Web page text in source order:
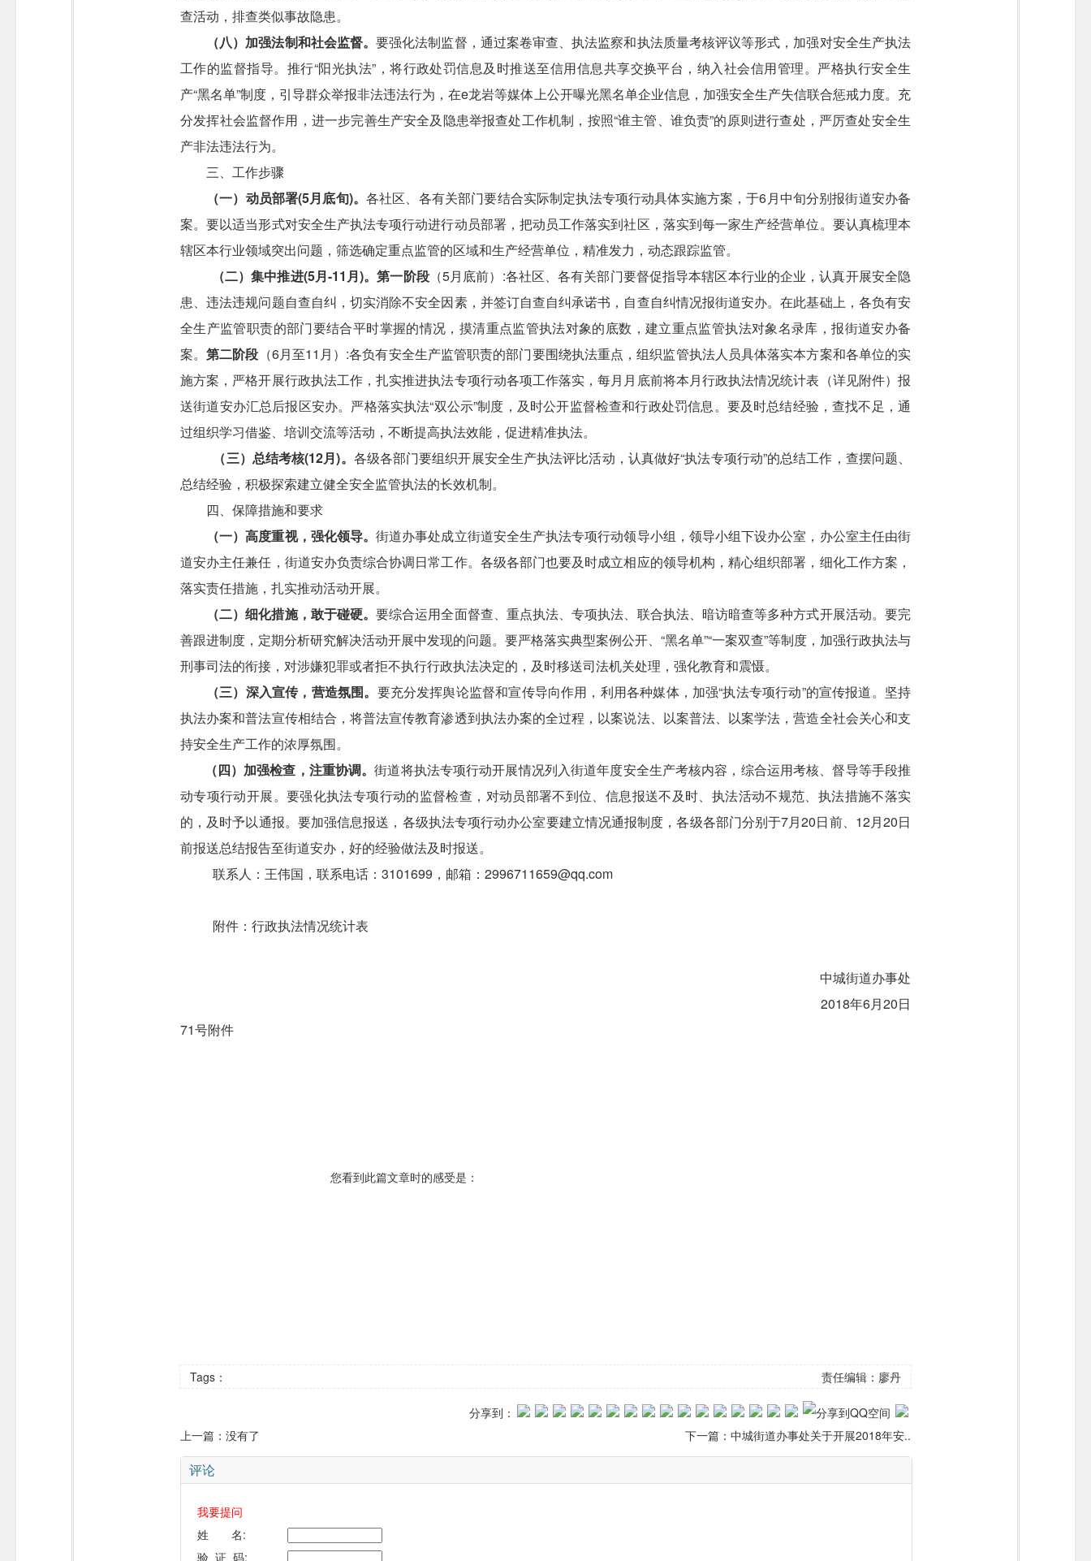
查活动，排查类似事故隐患。
（八）加强法制和社会监督。要强化法制监督，通过案卷审查、执法监察和执法质量考核评议等形式，加强对安全生产执法
工作的监督指导。推行“阳光执法”，将行政处罚信息及时推送至信用信息共享交换平台，纳入社会信用管理。严格执行安全生
产“黑名单”制度，引导群众举报非法违法行为，在e龙岩等媒体上公开曝光黑名单企业信息，加强安全生产失信联合惩戒力度。充
分发挥社会监督作用，进一步完善生产安全及隐患举报查处工作机制，按照“谁主管、谁负责”的原则进行查处，严厉查处安全生
产非法违法行为。
三、工作步骤
（一）动员部署(5月底旬)。各社区、各有关部门要结合实际制定执法专项行动具体实施方案，于6月中旬分别报街道安办备
案。要以适当形式对安全生产执法专项行动进行动员部署，把动员工作落实到社区，落实到每一家生产经营单位。要认真梳理本
辖区本行业领域突出问题，筛选确定重点监管的区域和生产经营单位，精准发力，动态跟踪监管。
（二）集中推进(5月-11 月)。第一阶段（5月底前） :各社区、各有关部门要督促指导本辖区本行业的企业，认真开展安全隐
患、违法违规问题自查自纠，切实消除不安全因素，并签订自查自纠承诺书，自查自纠情况报街道安办。在此基础上，各负有安
全生产监管职责的部门要结合平时掌握的情况，摸清重点监管执法对象的底数，建立重点监管执法对象名录库，报街道安办备
案。第二阶段 （6月至11 月） :各负有安全生产监管职责的部门要围绕执法重点，组织监管执法人员具体落实本方案和各单位的实
施方案，严格开展行政执法工作，扎实推进执法专项行动各项工作落实，每月月底前将本月行政执法情况统计表（详见附件）报
送街道安办汇总后报区安办。严格落实执法“双公示”制度，及时公开监督检查和行政处罚信息。要及时总结经验，查找不足，通
过组织学习借鉴、培训交流等活动，不断提高执法效能，促进精准执法。
（三）总结考核(12月)。 各级各部门要组织开展安全生产执法评比活动，认真做好“执法专项行动”的总结工作，查摆问题、
总结经验，积极探索建立健全安全监管执法的长效机制。
四、保障措施和要求
（一）高度重视，强化领导。街道办事处成立街道安全生产执法专项行动领导小组，领导小组下设办公室，办公室主任由街
道安办主任兼任，街道安办负责综合协调日常工作。各级各部门也要及时成立相应的领导机构，精心组织部署，细化工作方案，
落实责任措施，扎实推动活动开展。
（二）细化措施，敢于碰硬。要综合运用全面督查、重点执法、专项执法、联合执法、暗访暗查等多种方式开展活动。要完
善跟进制度，定期分析研究解决活动开展中发现的问题。要严格落实典型案例公开、“黑名单”“一案双查”等制度，加强行政执法与
刑事司法的衔接，对涉嫌犯罪或者拒不执行行政执法决定的，及时移送司法机关处理，强化教育和震慑。
（三）深入宣传，营造氛围。 要充分发挥舆论监督和宣传导向作用，利用各种媒体，加强“执法专项行动”的宣传报道。坚持
执法办案和普法宣传相结合，将普法宣传教育渗透到执法办案的全过程，以案说法、以案普法、以案学法，营造全社会关心和支
持安全生产工作的浓厚氛围。
（四）加强检查，注重协调。街道将执法专项行动开展情况列入街道年度安全生产考核内容，综合运用考核、督导等手段推
动专项行动开展。要强化执法专项行动的监督检查，对动员部署不到位、信息报送不及时、执法活动不规范、执法措施不落实
的，及时予以通报。要加强信息报送，各级执法专项行动办公室要建立情况通报制度，各级各部门分别于7月20日前、 12月20日
前报送总结报告至街道安办，好的经验做法及时报送。
联系人：王伟国，联系电话：3101699 ，邮箱：2996711659@qq.com
附件：行政执法情况统计表
中城街道办事处
2018年6月20日
71号附件
您看到此篇文章时的感受是：
Tags： 责任编辑：廖丹
分享到：
上一篇：没有了
下一篇： 中城街道办事处关于开展2018年安..
评论
我要提问
姓 名:
验 证 码: